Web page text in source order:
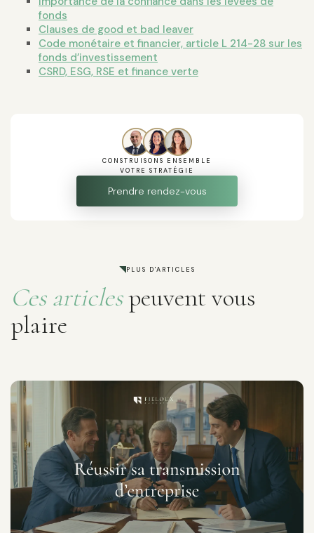
fonds
Clauses de good et bad leaver
Code monétaire et financier, article L 214-28 sur les
fonds d’investissement
CSRD, ESG, RSE et finance verte
CONSTRUISONS ENSEMBLE
VOTRE STRATÉGIE
Prendre rendez-vous
PLUS D'ARTICLES
Ces articlespeuvent vous
plaire